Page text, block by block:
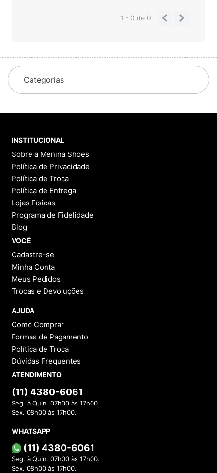
1 - 0de 0
Categorias
INSTITUCIONAL
Sobre a Menina Shoes
Política de Privacidade
Política de Troca
Política de Entrega
Lojas Físicas
Programa de Fidelidade
Blog
VOCÊ
Cadastre-se
Minha Conta
Meus Pedidos
Trocas e Devoluções
AJUDA
Como Comprar
Formas de Pagamento
Política de Troca
Dúvidas Frequentes
ATENDIMENTO
(11) 4380-6061
Seg. à Quin. 07h00 às 17h00.
Sex. 08h00 às 17h00.
WHATSAPP
(11) 4380-6061
Seg. à Quin. 07h00 às 17h00.
Sex. 08h00 às 17h00.